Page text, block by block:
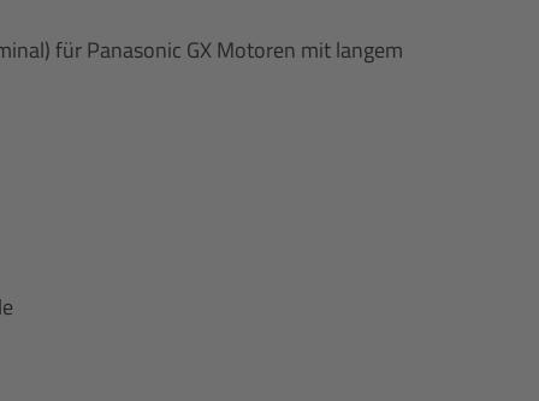
für Panasonic GX Motoren mit langem